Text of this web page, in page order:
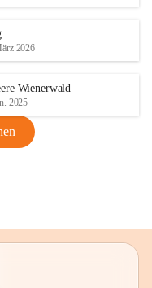
2026
Wienerwald
2025